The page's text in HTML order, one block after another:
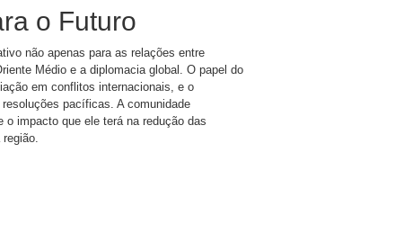
o Futuro
não apenas para as relações entre
Médio e a diplomacia global. O papel do
em conflitos internacionais, e o
pacíficas. A comunidade
impacto que ele terá na redução das